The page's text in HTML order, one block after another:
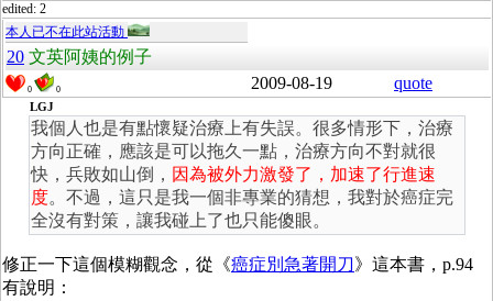
edited: 2
本人已不在此站活動
20 文英阿姨的例子
0 0 2009-08-19 quote
LGJ
我個人也是有點懷疑治療上有失誤。很多情形下，治療
方向正確，應該是可以拖久一點，治療方向不對就很
快，兵敗如山倒， 因為被外力激發了，加速了行進速
度。不過，這只是我一個非專業的猜想，我對於癌症完
全沒有對策，讓我碰上了也只能傻眼。
修正一下這個模糊觀念，從《癌症別急著開刀》這本書，p.94
有說明：